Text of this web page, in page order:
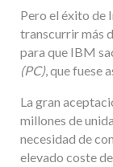
Pero el éxito de
transcurrir más
para que IBM
(PC), que fuese
La gran
millones de
necesidad de
elevado coste